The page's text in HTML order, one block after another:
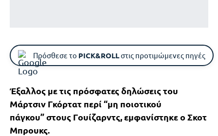
Πρόσθεσε το PICK&ROLLστις προτιμώμενες πηγές
Έξαλλος με τις πρόσφατες δηλώσεις του
Μάρτσιν Γκόρτατ περί “μη ποιοτικού
πάγκου” στους Γουίζαρντς, εμφανίστηκε ο Σκοτ
Μπρουκς.